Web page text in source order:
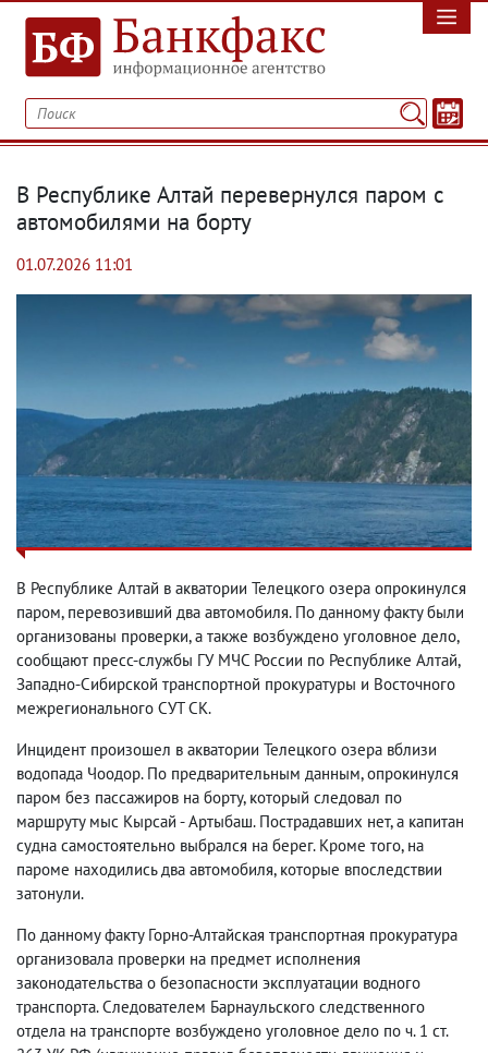
В Республике Алтай перевернулся паром с
автомобилями на борту
01.07.2026 11:01
В Республике Алтай в акватории Телецкого озера опрокинулся
паром, перевозивший два автомобиля. По данному факту были
организованы проверки, а также возбуждено уголовное дело,
сообщают пресс-службы ГУ МЧС России по Республике Алтай,
Западно-Сибирской транспортной прокуратуры и Восточного
межрегионального СУТ СК.
Инцидент произошел в акватории Телецкого озера вблизи
водопада Чоодор. По предварительным данным, опрокинулся
паром без пассажиров на борту, который следовал по
маршруту мыс Кырсай - Артыбаш. Пострадавших нет, а капитан
судна самостоятельно выбрался на берег. Кроме того, на
пароме находились два автомобиля, которые впоследствии
затонули.
По данному факту Горно-Алтайская транспортная прокуратура
организовала проверки на предмет исполнения
законодательства о безопасности эксплуатации водного
транспорта. Следователем Барнаульского следственного
отдела на транспорте возбуждено уголовное дело по ч. 1 ст.